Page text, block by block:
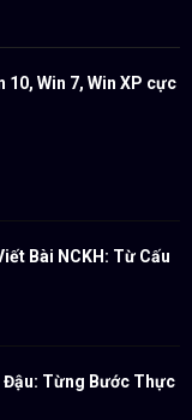
10, Win 7, Win XP cực
Bài NCKH: Từ Cấu
Đậu: Từng Bước Thực